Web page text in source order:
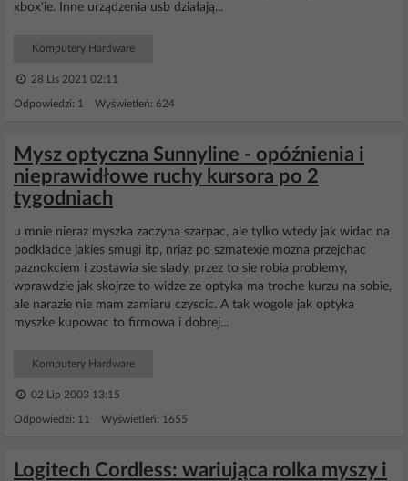
xbox'ie. Inne urządzenia usb działają...
Komputery Hardware
28 Lis 2021 02:11
Odpowiedzi: 1 Wyświetleń: 624
Mysz optyczna Sunnyline - opóźnienia i
nieprawidłowe ruchy kursora po 2
tygodniach
u mnie nieraz myszka zaczyna szarpac, ale tylko wtedy jak widac na
podkladce jakies smugi itp, nriaz po szmatexie mozna przejchac
paznokciem i zostawia sie slady, przez to sie robia problemy,
wprawdzie jak skojrze to widze ze optyka ma troche kurzu na sobie,
ale narazie nie mam zamiaru czyscic. A tak wogole jak optyka
myszke kupowac to firmowa i dobrej...
Komputery Hardware
02 Lip 2003 13:15
Odpowiedzi: 11 Wyświetleń: 1655
Logitech Cordless: wariująca rolka myszy i